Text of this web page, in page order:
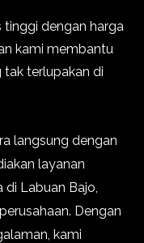
dengan harga
kami membantu
terlupakan di
langsung dengan
layanan
di Labuan Bajo,
Dengan
kami